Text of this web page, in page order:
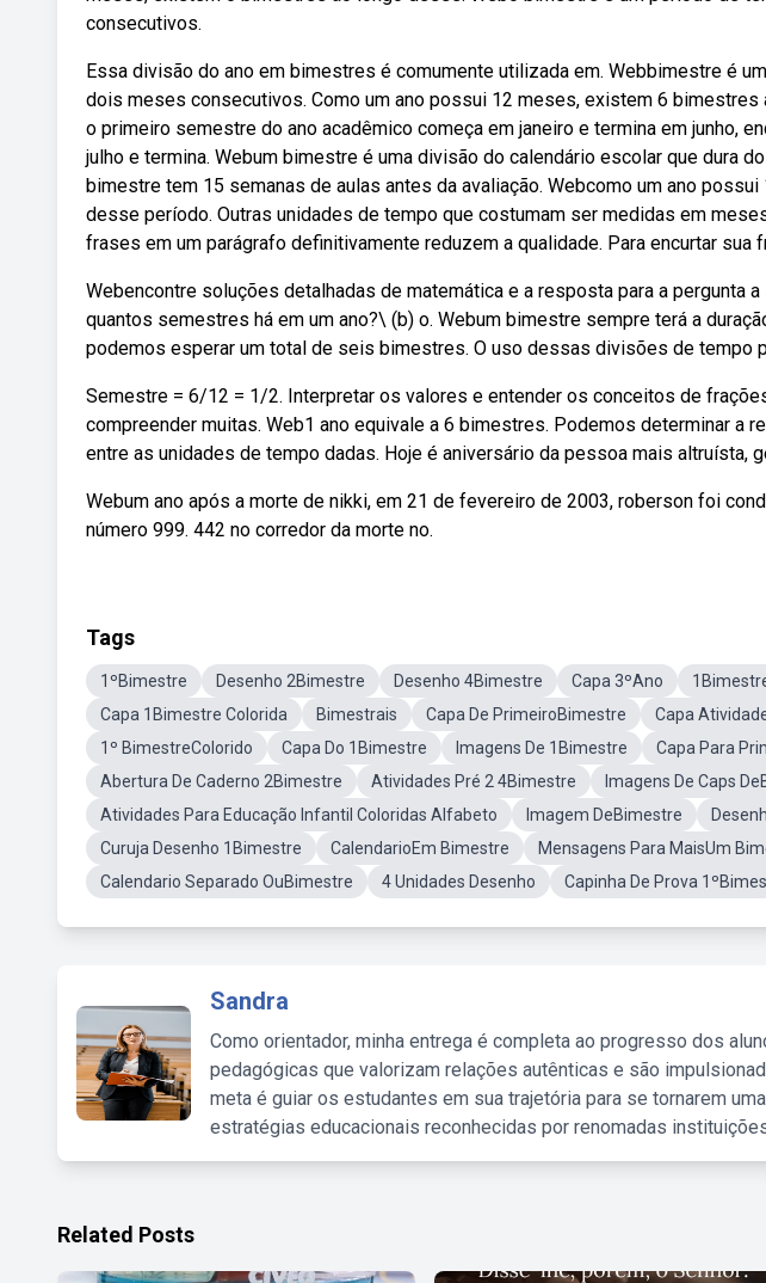
consecutivos.
Essa divisão do ano em bimestres é comumente utilizada em. Webbimestre é
dois meses consecutivos. Como um ano possui 12 meses, existem 6
o primeiro semestre do ano acadêmico começa em janeiro e termina em junho,
julho e termina. Webum bimestre é uma divisão do calendário escolar que dura
bimestre tem 15 semanas de aulas antes da avaliação. Webcomo um ano
desse período. Outras unidades de tempo que costumam ser medidas em
frases em um parágrafo definitivamente reduzem a qualidade. Para encurtar sua
Webencontre soluções detalhadas de matemática e a resposta para a pergunta
quantos semestres há em um ano?\ (b) o. Webum bimestre sempre terá a
podemos esperar um total de seis bimestres. O uso dessas divisões de tempo
Semestre = 6/12 = 1/2. Interpretar os valores e entender os conceitos de
compreender muitas. Web1 ano equivale a 6 bimestres. Podemos determinar a
entre as unidades de tempo dadas. Hoje é aniversário da pessoa mais altruísta,
Webum ano após a morte de nikki, em 21 de fevereiro de 2003, roberson foi
número 999. 442 no corredor da morte no.
Tags
1ºBimestre Desenho 2Bimestre Desenho 4Bimestre Capa 3ºAno
Capa 1Bimestre Colorida
Bimestrais Capa De PrimeiroBimestre Capa
1º BimestreColorido
Capa Do 1Bimestre Imagens De 1Bimestre
Capa Para
Abertura De Caderno 2Bimestre
Atividades Pré 2 4Bimestre Imagens De Caps
Atividades Para Educação Infantil Coloridas Alfabeto
Imagem DeBimestre
Curuja Desenho 1Bimestre
CalendarioEm Bimestre Mensagens Para MaisUm
Calendario Separado OuBimestre
4 Unidades Desenho Capinha De Prova
Sandra
Como orientador, minha entrega é completa ao progresso dos
pedagógicas que valorizam relações autênticas e são
meta é guiar os estudantes em sua trajetória para se tornarem
estratégias educacionais reconhecidas por renomadas
Related Posts